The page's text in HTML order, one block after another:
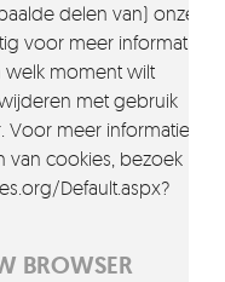
delen van) onze
voor meer informatie.
welk moment wilt
met gebruik
Voor meer informatie
van cookies, bezoek
Default.aspx?
BROWSER